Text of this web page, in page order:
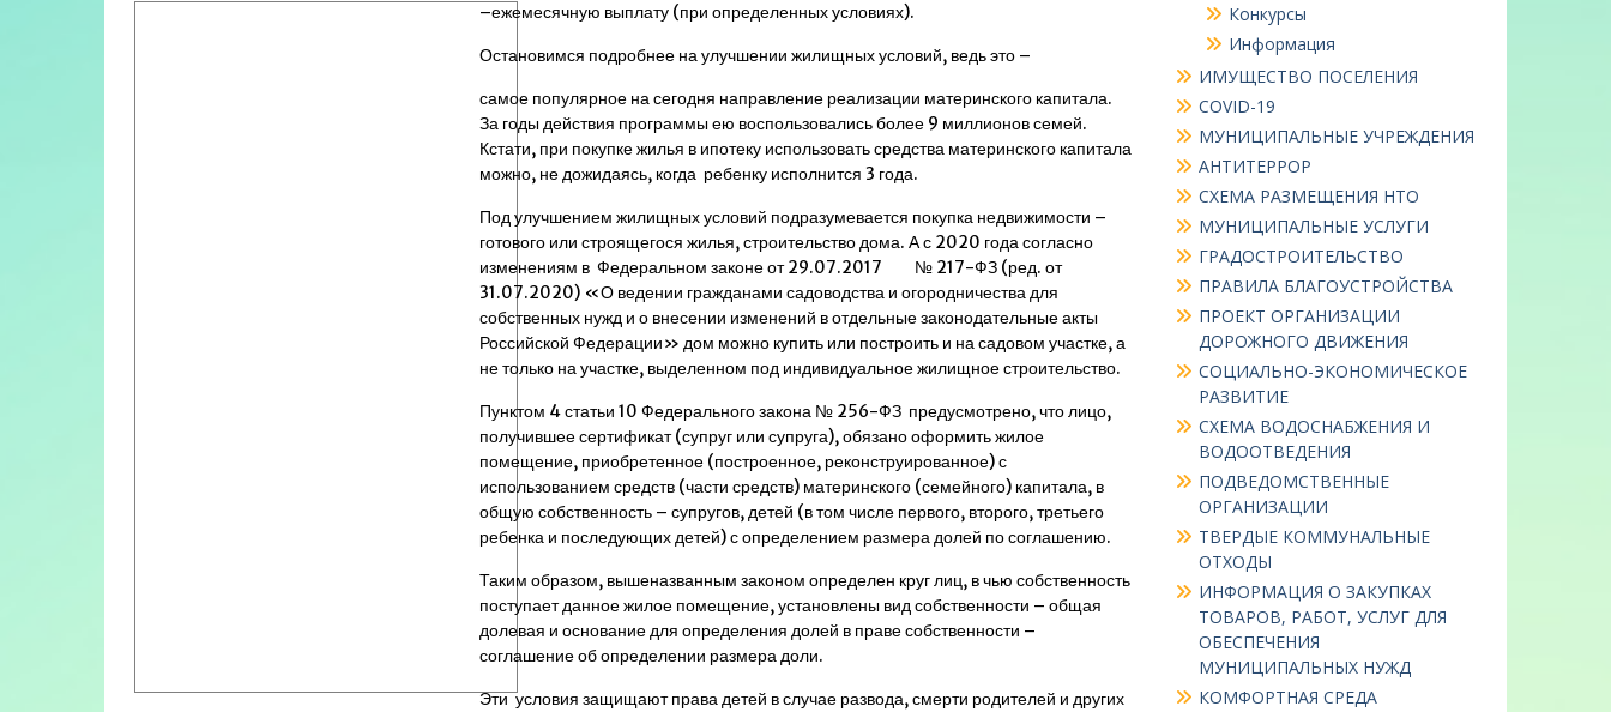
–ежемесячную выплату (при определенных условиях).
Остановимся подробнее на улучшении жилищных условий, ведь это –
самое популярное на сегодня направление реализации материнского капитала.
За годы действия программы ею воспользовались более 9 миллионов семей.
Кстати, при покупке жилья в ипотеку использовать средства материнского капитала
можно, не дожидаясь, когда ребенку исполнится 3 года.
Под улучшением жилищных условий подразумевается покупка недвижимости –
готового или строящегося жилья, строительство дома. А с 2020 года согласно
изменениям в Федеральном законе от 29.07.2017 № 217-ФЗ (ред. от
31.07.2020) «О ведении гражданами садоводства и огородничества для
собственных нужд и о внесении изменений в отдельные законодательные акты
Российской Федерации» дом можно купить или построить и на садовом участке, а
не только на участке, выделенном под индивидуальное жилищное строительство.
Пунктом 4 статьи 10 Федерального закона № 256-ФЗ предусмотрено, что лицо,
получившее сертификат (супруг или супруга), обязано оформить жилое
помещение, приобретенное (построенное, реконструированное) с
использованием средств (части средств) материнского (семейного) капитала, в
общую собственность – супругов, детей (в том числе первого, второго, третьего
ребенка и последующих детей) с определением размера долей по соглашению.
Таким образом, вышеназванным законом определен круг лиц, в чью собственность
поступает данное жилое помещение, установлены вид собственности – общая
долевая и основание для определения долей в праве собственности –
соглашение об определении размера доли.
Эти условия защищают права детей в случае развода, смерти родителей и других
Конкурсы
Информация
ИМУЩЕСТВО ПОСЕЛЕНИЯ
COVID-19
МУНИЦИПАЛЬНЫЕ УЧРЕЖДЕНИЯ
АНТИТЕРРОР
СХЕМА РАЗМЕЩЕНИЯ НТО
МУНИЦИПАЛЬНЫЕ УСЛУГИ
ГРАДОСТРОИТЕЛЬСТВО
ПРАВИЛА БЛАГОУСТРОЙСТВА
ПРОЕКТ ОРГАНИЗАЦИИ
ДОРОЖНОГО ДВИЖЕНИЯ
СОЦИАЛЬНО-ЭКОНОМИЧЕСКОЕ
РАЗВИТИЕ
СХЕМА ВОДОСНАБЖЕНИЯ И
ВОДООТВЕДЕНИЯ
ПОДВЕДОМСТВЕННЫЕ
ОРГАНИЗАЦИИ
ТВЕРДЫЕ КОММУНАЛЬНЫЕ
ОТХОДЫ
ИНФОРМАЦИЯ О ЗАКУПКАХ
ТОВАРОВ, РАБОТ, УСЛУГ ДЛЯ
ОБЕСПЕЧЕНИЯ
МУНИЦИПАЛЬНЫХ НУЖД
КОМФОРТНАЯ СРЕДА